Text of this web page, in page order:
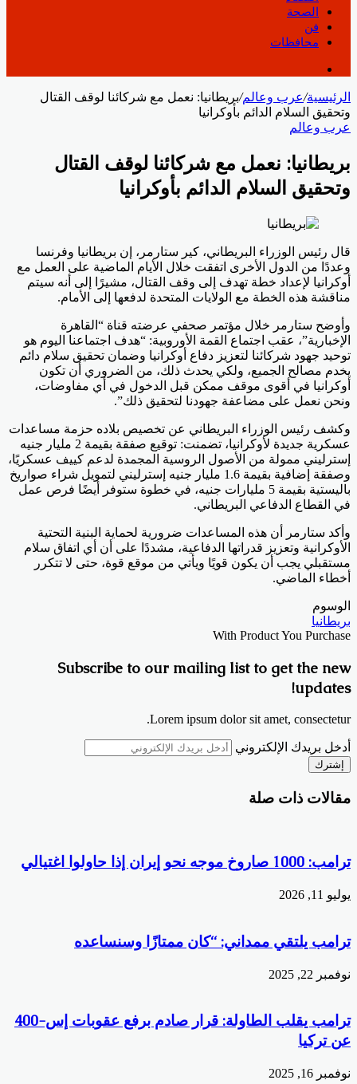
الصحة
فن
محافظات
الرئيسية/عرب وعالم/بريطانيا: نعمل مع شركائنا لوقف القتال
وتحقيق السلام الدائم بأوكرانيا
عرب وعالم
بريطانيا: نعمل مع شركائنا لوقف القتال
وتحقيق السلام الدائم بأوكرانيا
قال رئيس الوزراء البريطاني، كير ستارمر، إن بريطانيا وفرنسا
وعددًا من الدول الأخرى اتفقت خلال الأيام الماضية على العمل مع
أوكرانيا لإعداد خطة تهدف إلى وقف القتال، مشيرًا إلى أنه سيتم
مناقشة هذه الخطة مع الولايات المتحدة لدفعها إلى الأمام.
وأوضح ستارمر خلال مؤتمر صحفي عرضته قناة “القاهرة
الإخبارية”، عقب اجتماع القمة الأوروبية: “هدف اجتماعنا اليوم هو
توحيد جهود شركائنا لتعزيز دفاع أوكرانيا وضمان تحقيق سلام دائم
يخدم مصالح الجميع، ولكي يحدث ذلك، من الضروري أن تكون
أوكرانيا في أقوى موقف ممكن قبل الدخول في أي مفاوضات،
ونحن نعمل على مضاعفة جهودنا لتحقيق ذلك”.
وكشف رئيس الوزراء البريطاني عن تخصيص بلاده حزمة مساعدات
عسكرية جديدة لأوكرانيا، تضمنت: توقيع صفقة بقيمة 2 مليار جنيه
إسترليني ممولة من الأصول الروسية المجمدة لدعم كييف عسكريًا،
وصفقة إضافية بقيمة 1.6 مليار جنيه إسترليني لتمويل شراء صواريخ
باليستية بقيمة 5 مليارات جنيه، في خطوة ستوفر أيضًا فرص عمل
في القطاع الدفاعي البريطاني.
وأكد ستارمر أن هذه المساعدات ضرورية لحماية البنية التحتية
الأوكرانية وتعزيز قدراتها الدفاعية، مشددًا على أن أي اتفاق سلام
مستقبلي يجب أن يكون قويًا ويأتي من موقع قوة، حتى لا تتكرر
أخطاء الماضي.
الوسوم
بريطانيا
With Product You Purchase
Subscribe to our mailing list to get the new
updates!
Lorem ipsum dolor sit amet, consectetur.
أدخل بريدك الإلكتروني
مقالات ذات صلة
ترامب: 1000 صاروخ موجه نحو إيران إذا حاولوا اغتيالي
يوليو 11, 2026
ترامب يلتقي ممداني: “كان ممتازًا وسنساعده
نوفمبر 22, 2025
ترامب يقلب الطاولة: قرار صادم برفع عقوبات إس-400
عن تركيا
نوفمبر 16, 2025